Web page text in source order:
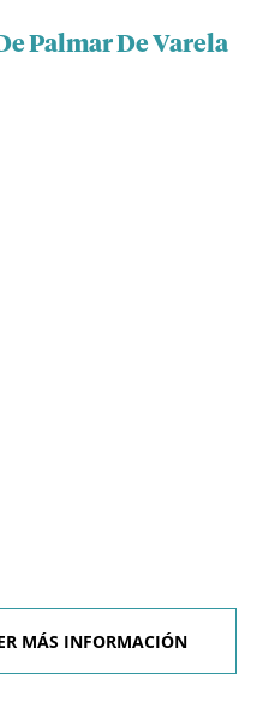
Palmar De Varela
MÁS INFORMACIÓN